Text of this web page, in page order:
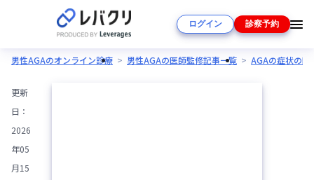
ログイン 診察予約
男性AGAのオンライン診療 男性AGAの医師監修記事一覧 AGAの症状の医
更新
日：
2026
年05
月15